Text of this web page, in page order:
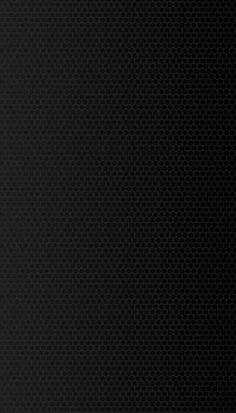
egoFM Talkradio
15.07.2026
Carin Müller im Gespräch
mentale Grenzen des
Extremsports und ihren
Roman "...